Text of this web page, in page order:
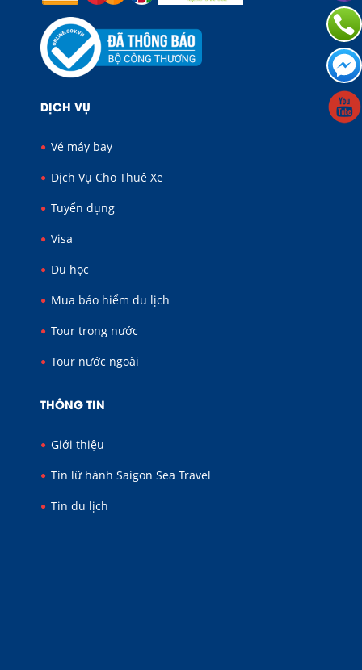
DỊCH VỤ
Vé máy bay
Dịch Vụ Cho Thuê Xe
Tuyển dụng
Visa
Du học
Mua bảo hiểm du lịch
Tour trong nước
Tour nước ngoài
THÔNG TIN
Giới thiệu
Tin lữ hành Saigon Sea Travel
Tin du lịch